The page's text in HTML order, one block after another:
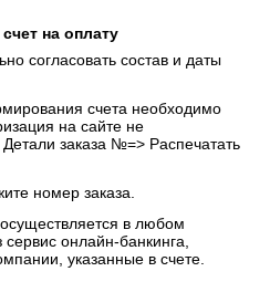
счет на оплату
согласовать состав и даты
счета необходимо
на сайте не
заказа №=> Распечатать
номер заказа.
в любом
онлайн-банкинга,
указанные в счете.